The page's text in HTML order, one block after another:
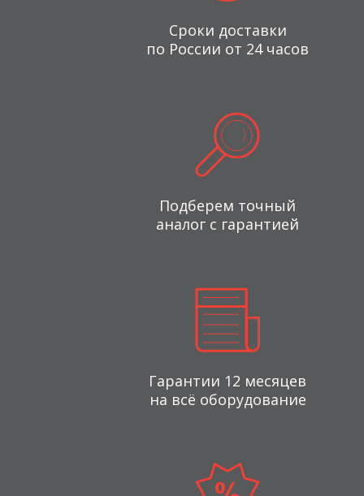
Сроки доставки
по России от 24 часов
Подберем точный
аналог с гарантией
Гарантии 12 месяцев
на всё оборудование